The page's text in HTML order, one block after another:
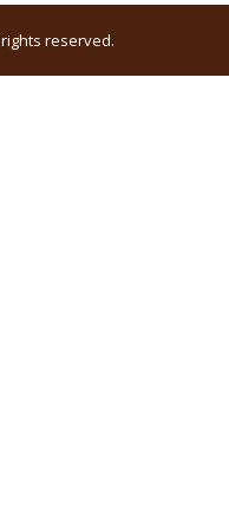
reserved.